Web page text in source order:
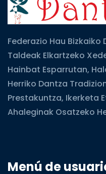
Federazio Hau
Taldeak Elkartzeko
Hainbat Esparrutan,
Herriko Dantza
Prestakuntza, Ikerketa
Ahaleginak Osatzeko
Menú de